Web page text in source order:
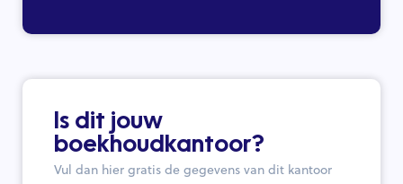
Is dit jouw
boekhoudkantoor?
Vul dan hier gratis de gegevens van dit kantoor